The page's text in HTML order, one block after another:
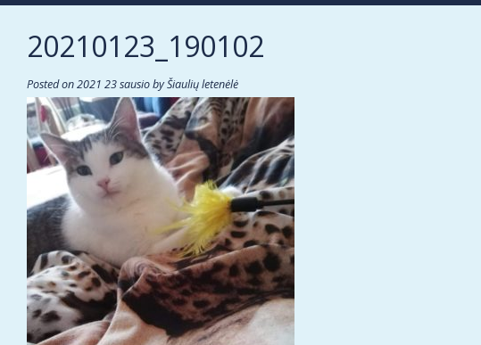
20210123_190102
Posted on2021 23 sausiobyŠiaulių letenėlė